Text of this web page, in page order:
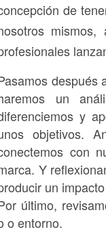
de
después
un
y
objetivos.
con
Y
un
último,
o entorno.